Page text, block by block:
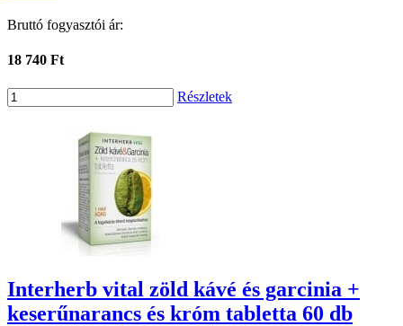
Bruttó fogyasztói ár:
18 740 Ft
Részletek
Interherb vital zöld kávé és garcinia +
keserűnarancs és króm tabletta 60 db